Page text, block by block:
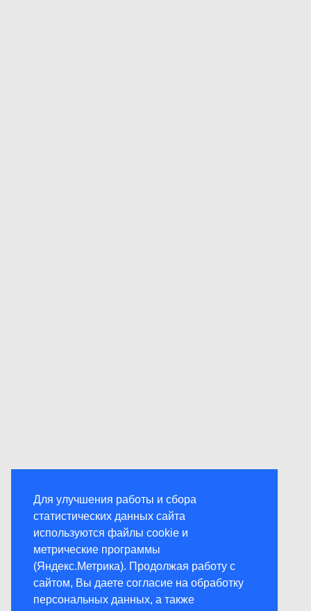
Для улучшения работы и сбора
статистических данных сайта
используются файлы cookie и
метрические программы
(Яндекс.Метрика). Продолжая работу с
сайтом, Вы даете согласие на обработку
персональных данных, а также